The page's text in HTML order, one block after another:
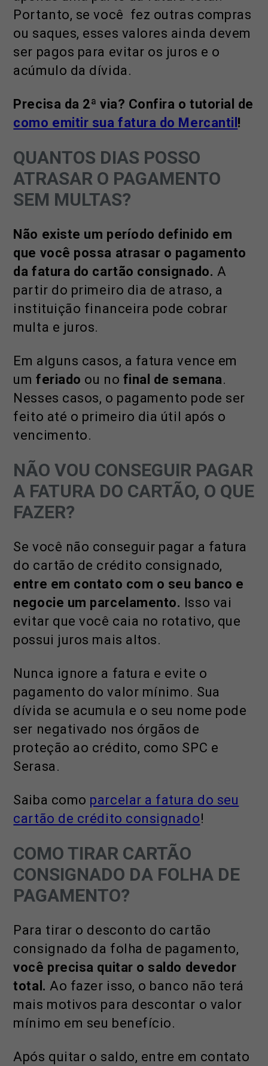
Portanto, se você fez outras compras
ou saques, esses valores ainda devem
ser pagos para evitar os juros e o
acúmulo da dívida.
Precisa da 2ª via? Confira o tutorial de
como emitir sua fatura do Mercantil !
QUANTOS DIAS POSSO
ATRASAR O PAGAMENTO
SEM MULTAS?
Não existe um período definido em
que você possa atrasar o pagamento
da fatura do cartão consignado. A
partir do primeiro dia de atraso, a
instituição financeira pode cobrar
multa e juros.
Em alguns casos, a fatura vence em
um feriado ou no final de semana.
Nesses casos, o pagamento pode ser
feito até o primeiro dia útil após o
vencimento.
NÃO VOU CONSEGUIR PAGAR
A FATURA DO CARTÃO, O QUE
FAZER?
Se você não conseguir pagar a fatura
do cartão de crédito consignado,
entre em contato com o seu banco e
negocie um parcelamento. Isso vai
evitar que você caia no rotativo, que
possui juros mais altos.
Nunca ignore a fatura e evite o
pagamento do valor mínimo. Sua
dívida se acumula e o seu nome pode
ser negativado nos órgãos de
proteção ao crédito, como SPC e
Serasa.
Saiba como parcelar a fatura do seu
cartão de crédito consignado!
COMO TIRAR CARTÃO
CONSIGNADO DA FOLHA DE
PAGAMENTO?
Para tirar o desconto do cartão
consignado da folha de pagamento,
você precisa quitar o saldo devedor
total. Ao fazer isso, o banco não terá
mais motivos para descontar o valor
mínimo em seu benefício.
Após quitar o saldo, entre em contato